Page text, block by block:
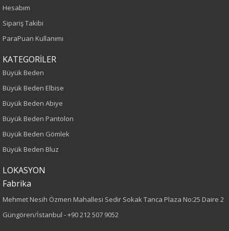
Sezon
Sonbahar-Kış
Yetişkin
Büyük Beden
115
Hesabım
Sipariş Takibi
ParaPuan Kullanımı
KATEGORİLER
Büyük Beden
Büyük Beden Elbise
Büyük Beden Abiye
Büyük Beden Pantolon
Büyük Beden Gömlek
Büyük Beden Bluz
LOKASYON
Fabrika
Mehmet Nesih Özmen Mahallesi Sedir Sokak Tanca Plaza No:25 Daire 2
Güngören/İstanbul -+90 212 507 9052